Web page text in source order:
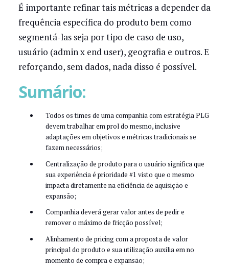
É importante refinar tais métricas a depender da
frequência específica do produto bem como
segmentá-las seja por tipo de caso de uso,
usuário (admin x end user), geografia e outros. E
reforçando, sem dados, nada disso é possível.
Sumário:
Todos os times de uma companhia com estratégia PLG
devem trabalhar em prol do mesmo, inclusive
adaptações em objetivos e métricas tradicionais se
fazem necessários;
Centralização de produto para o usuário significa que
sua experiência é prioridade #1 visto que o mesmo
impacta diretamente na eficiência de aquisição e
expansão;
Companhia deverá gerar valor antes de pedir e
remover o máximo de fricção possível;
Alinhamento de pricing com a proposta de valor
principal do produto e sua utilização auxilia em no
momento de compra e expansão;